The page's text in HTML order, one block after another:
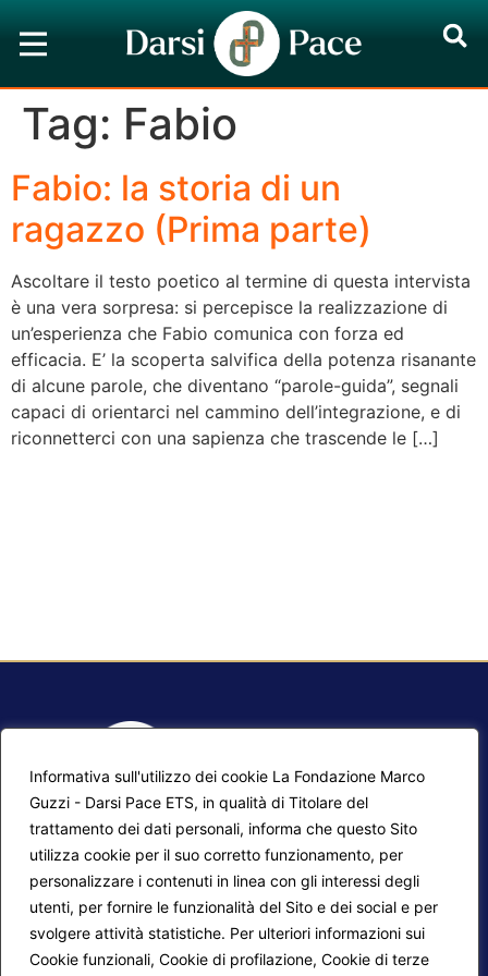
Informativa sull'utilizzo dei cookie La Fondazione Marco
Guzzi - Darsi Pace ETS, in qualità di Titolare del
trattamento dei dati personali, informa che questo Sito
utilizza cookie per il suo corretto funzionamento, per
personalizzare i contenuti in linea con gli interessi degli
utenti, per fornire le funzionalità del Sito e dei social e per
svolgere attività statistiche. Per ulteriori informazioni sui
Cookie funzionali, Cookie di profilazione, Cookie di terze
Tag: Fabio
Fabio: la storia di un
ragazzo (Prima parte)
Ascoltare il testo poetico al termine di questa intervista
è una vera sorpresa: si percepisce la realizzazione di
un’esperienza che Fabio comunica con forza ed
efficacia. E’ la scoperta salvifica della potenza risanante
di alcune parole, che diventano “parole-guida”, segnali
capaci di orientarci nel cammino dell’integrazione, e di
riconnetterci con una sapienza che trascende le […]
Mappa del sito
Progetti Darsi Pace
Calendario corsi
Privacy Policy